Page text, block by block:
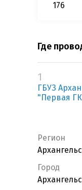
176
Где
1
ГБУЗ
"Первая
Регион
Город